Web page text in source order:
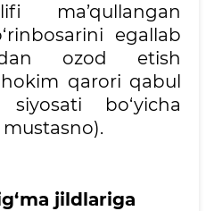
ma’qullangan
egallab
ozod etish
hokim qarori qabul
bo‘yicha
jildlariga